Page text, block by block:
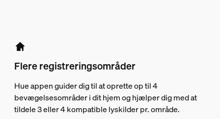
Flere registreringsområder
Hue appen guider dig til at oprette op til 4
bevægelsesområder i dit hjem og hjælper dig med at
tildele 3 eller 4 kompatible lyskilder pr. område.